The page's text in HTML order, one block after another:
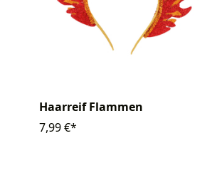
Haarreif Flammen
7,99 €*